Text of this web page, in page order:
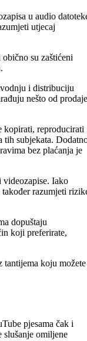
u audio
utjecaj
su zaštićeni
i distribuciju
nešto od prodaje
kopirati, reproducirati
tih subjekata.
bez plaćanja je
videozapise. Iako
također razumjeti
dopuštaju
koji preferirate,
tantijema koju možete
pjesama čak i
slušanje omiljene